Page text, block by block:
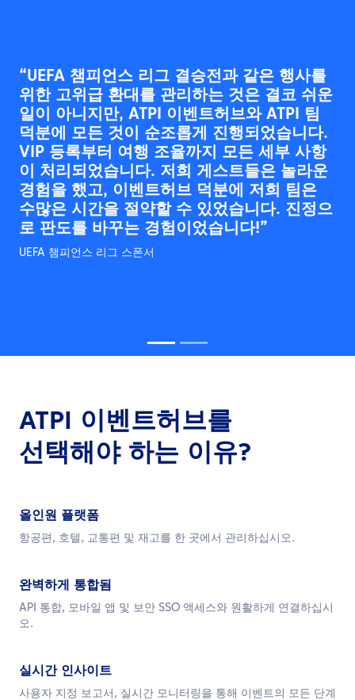
“UEFA 챔피언스 리그 결승전과 같은 행사를
위한 고위급 환대를 관리하는 것은 결코 쉬운
일이 아니지만, ATPI 이벤트허브와 ATPI 팀
덕분에 모든 것이 순조롭게 진행되었습니다.
VIP 등록부터 여행 조율까지 모든 세부 사항
이 처리되었습니다. 저희 게스트들은 놀라운
경험을 했고, 이벤트허브 덕분에 저희 팀은
수많은 시간을 절약할 수 있었습니다. 진정으
로 판도를 바꾸는 경험이었습니다!”
UEFA 챔피언스 리그 스폰서
들의 지원을 받는 ATPI 이벤트허브가 바로 그
것을 제공했습니다. 진정으로 독특한 점은 최
첨단 기술과 실제 인적 전문성의 완벽한 균형
입니다. 브랜딩 일관성, 실시간 업데이트 및
게스트 추적은 원활한 이벤트를 보장했으며,
플랫폼 뒤에 업계 전문가들이 있다는 점은 모
든 단계에서 저희에게 확신을 주었습니다. 저
희 참석자들은 깊은 인상을 받았고, 저희는
프로그램의 모든 측면을 완벽하게 파악할 수
있었습니다. 이보다 더 나은 이벤트 관리 솔
ATPI 이벤트허브를
선택해야 하는 이유?
올인원 플랫폼
항공편, 호텔, 교통편 및 재고를 한 곳에서 관리하십시오.
완벽하게 통합됨
API 통합, 모바일 앱 및 보안 SSO 액세스와 원활하게 연결하십시
오.
실시간 인사이트
사용자 지정 보고서, 실시간 모니터링을 통해 이벤트의 모든 단계